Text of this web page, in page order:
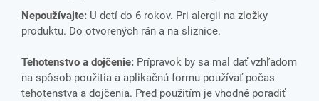
Nepoužívajte: U detí do 6 rokov. Pri alergii na zložky
produktu. Do otvorených rán a na sliznice.
Tehotenstvo a dojčenie: Prípravok by sa mal dať vzhľadom
na spôsob použitia a aplikačnú formu používať počas
tehotenstva a dojčenia. Pred použitím je vhodné poradiť